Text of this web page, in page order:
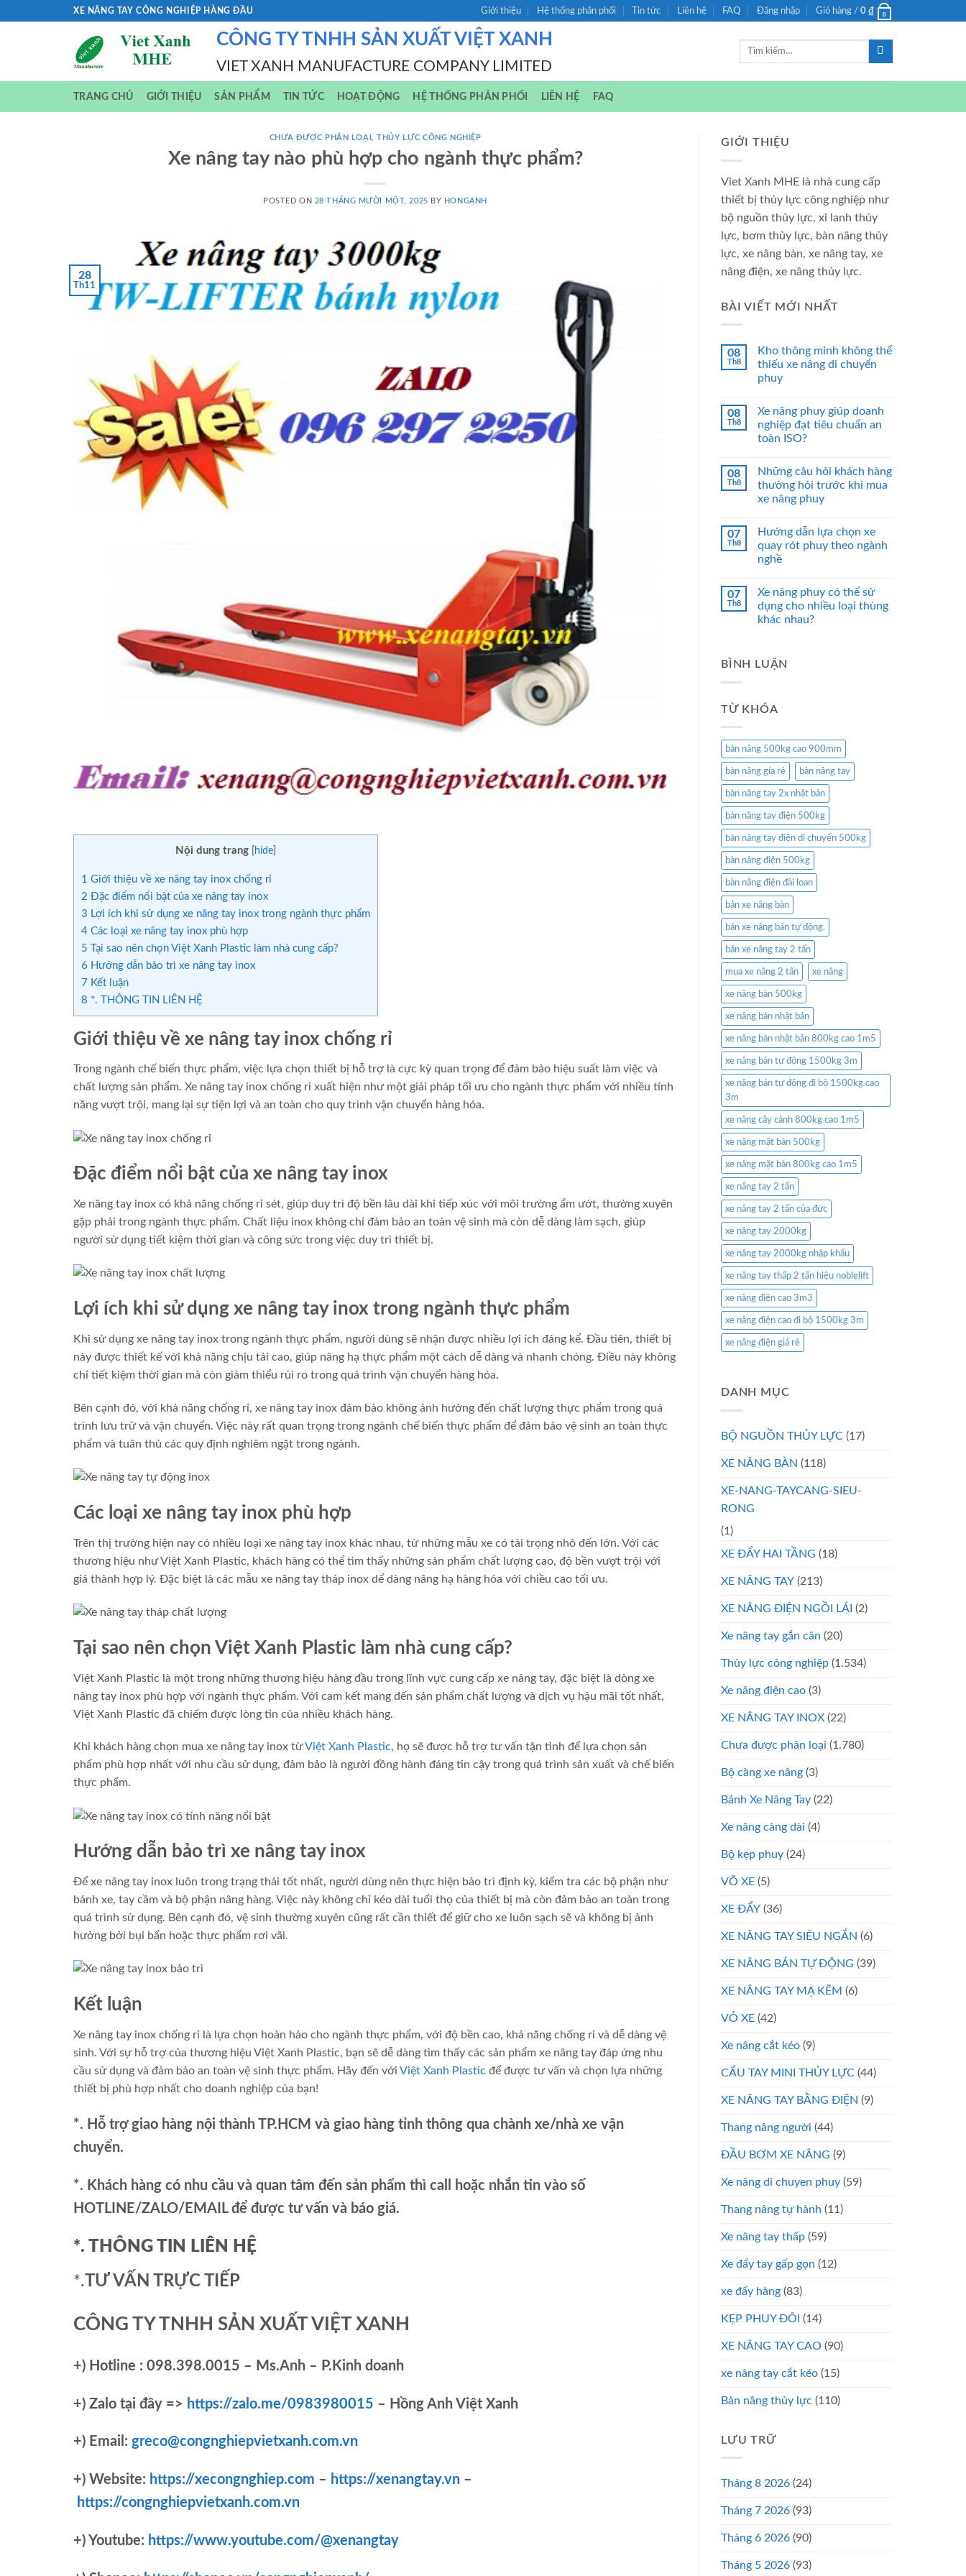
XE NÂNG TAY CÔNG NGHIỆP HÀNG ĐẦU Giới thiệu Hệ thống phân phối Tin tức Liên hệ FAQ Đăng nhập Giỏ hàng / 0 ₫ 0
CÔNG TY TNHH SẢN XUẤT VIỆT XANH
VIET XANH MANUFACTURE COMPANY LIMITED
Tìm
TRANG CHỦ GIỚI THIỆU SẢN PHẨM TIN TỨC HOẠT ĐỘNG HỆ THỐNG PHÂN PHỐI LIÊN HỆ FAQ
CHƯA ĐƯỢC PHÂN LOẠI ,THỦY LỰC CÔNG NGHIỆP
Xe nâng tay nào phù hợp cho ngành thực phẩm?
POSTED ON 28 THÁNG MƯỜI MỘT, 2025 BY HONGANH
28
Th11
Nội dung trang hide
1 Giới thiệu về xe nâng tay inox chống rỉ
2 Đặc điểm nổi bật của xe nâng tay inox
3 Lợi ích khi sử dụng xe nâng tay inox trong ngành thực phẩm
4 Các loại xe nâng tay inox phù hợp
5 Tại sao nên chọn Việt Xanh Plastic làm nhà cung cấp?
6 Hướng dẫn bảo trì xe nâng tay inox
7 Kết luận
8 *. THÔNG TIN LIÊN HỆ
Giới thiệu về xe nâng tay inox chống rỉ
Trong ngành chế biến thực phẩm, việc lựa chọn thiết bị hỗ trợ là cực kỳ quan trọng để đảm bảo hiệu suất làm việc và
chất lượng sản phẩm. Xe nâng tay inox chống rỉ xuất hiện như một giải pháp tối ưu cho ngành thực phẩm với nhiều tính
năng vượt trội, mang lại sự tiện lợi và an toàn cho quy trình vận chuyển hàng hóa.
Đặc điểm nổi bật của xe nâng tay inox
Xe nâng tay inox có khả năng chống rỉ sét, giúp duy trì độ bền lâu dài khi tiếp xúc với môi trường ẩm ướt, thường xuyên
gặp phải trong ngành thực phẩm. Chất liệu inox không chỉ đảm bảo an toàn vệ sinh mà còn dễ dàng làm sạch, giúp
người sử dụng tiết kiệm thời gian và công sức trong việc duy trì thiết bị.
Lợi ích khi sử dụng xe nâng tay inox trong ngành thực phẩm
Khi sử dụng xe nâng tay inox trong ngành thực phẩm, người dùng sẽ nhận được nhiều lợi ích đáng kể. Đầu tiên, thiết bị
này được thiết kế với khả năng chịu tải cao, giúp nâng hạ thực phẩm một cách dễ dàng và nhanh chóng. Điều này không
chỉ tiết kiệm thời gian mà còn giảm thiểu rủi ro trong quá trình vận chuyển hàng hóa.
Bên cạnh đó, với khả năng chống rỉ, xe nâng tay inox đảm bảo không ảnh hưởng đến chất lượng thực phẩm trong quá
trình lưu trữ và vận chuyển. Việc này rất quan trọng trong ngành chế biến thực phẩm để đảm bảo vệ sinh an toàn thực
phẩm và tuân thủ các quy định nghiêm ngặt trong ngành.
Các loại xe nâng tay inox phù hợp
Trên thị trường hiện nay có nhiều loại xe nâng tay inox khác nhau, từ những mẫu xe có tải trọng nhỏ đến lớn. Với các
thương hiệu như Việt Xanh Plastic, khách hàng có thể tìm thấy những sản phẩm chất lượng cao, độ bền vượt trội với
giá thành hợp lý. Đặc biệt là các mẫu xe nâng tay tháp inox dể dàng nâng hạ hàng hóa với chiều cao tối ưu.
Tại sao nên chọn Việt Xanh Plastic làm nhà cung cấp?
Việt Xanh Plastic là một trong những thương hiệu hàng đầu trong lĩnh vực cung cấp xe nâng tay, đặc biệt là dòng xe
nâng tay inox phù hợp với ngành thực phẩm. Với cam kết mang đến sản phẩm chất lượng và dịch vụ hậu mãi tốt nhất,
Việt Xanh Plastic đã chiếm được lòng tin của nhiều khách hàng.
Khi khách hàng chọn mua xe nâng tay inox từViệt Xanh Plastic, họ sẽ được hỗ trợ tư vấn tận tình để lựa chọn sản
phẩm phù hợp nhất với nhu cầu sử dụng, đảm bảo là người đồng hành đáng tin cậy trong quá trình sản xuất và chế biến
thực phẩm.
Hướng dẫn bảo trì xe nâng tay inox
Để xe nâng tay inox luôn trong trạng thái tốt nhất, người dùng nên thực hiện bảo trì định kỳ, kiểm tra các bộ phận như
bánh xe, tay cầm và bộ phận nâng hàng. Việc này không chỉ kéo dài tuổi thọ của thiết bị mà còn đảm bảo an toàn trong
quá trình sử dụng. Bên cạnh đó, vệ sinh thường xuyên cũng rất cần thiết để giữ cho xe luôn sạch sẽ và không bị ảnh
hưởng bởi bụi bẩn hoặc thực phẩm rơi vãi.
Kết luận
Xe nâng tay inox chống rỉ là lựa chọn hoàn hảo cho ngành thực phẩm, với độ bền cao, khả năng chống rỉ và dễ dàng vệ
sinh. Với sự hỗ trợ của thương hiệu Việt Xanh Plastic, bạn sẽ dễ dàng tìm thấy các sản phẩm xe nâng tay đáp ứng nhu
cầu sử dụng và đảm bảo an toàn vệ sinh thực phẩm. Hãy đến với Việt Xanh Plastic để được tư vấn và chọn lựa những
thiết bị phù hợp nhất cho doanh nghiệp của bạn!
*. Hỗ trợ giao hàng nội thành TP.HCM và giao hàng tỉnh thông qua chành xe/nhà xe vận
chuyển.
*. Khách hàng có nhu cầu và quan tâm đến sản phẩm thì call hoặc nhắn tin vào số
HOTLINE/ZALO/EMAIL để được tư vấn và báo giá.
*. THÔNG TIN LIÊN HỆ
*.TƯ VẤN TRỰC TIẾP
CÔNG TY TNHH SẢN XUẤT VIỆT XANH
+) Hotline : 098.398.0015 – Ms.Anh – P.Kinh doanh
+) Zalo tại đây => https://zalo.me/0983980015 – Hồng Anh Việt Xanh
+) Email: greco@congnghiepvietxanh.com.vn
+) Website: https://xecongnghiep.com – https://xenangtay.vn –
https://congnghiepvietxanh.com.vn
+) Youtube: https://www.youtube.com/@xenangtay
GIỚI THIỆU
Viet Xanh MHE là nhà cung cấp
thiết bị thủy lực công nghiệp như
bộ nguồn thủy lực, xi lanh thủy
lực, bơm thủy lực, bàn nâng thủy
lực, xe nâng bàn, xe nâng tay, xe
nâng điện, xe nâng thủy lực.
BÀI VIẾT MỚI NHẤT
08
Th8
Kho thông minh không thể
thiếu xe nâng di chuyển
phuy
08
Th8
Xe nâng phuy giúp doanh
nghiệp đạt tiêu chuẩn an
toàn ISO?
08
Th8
Những câu hỏi khách hàng
thường hỏi trước khi mua
xe nâng phuy
07
Th8
Hướng dẫn lựa chọn xe
quay rót phuy theo ngành
nghề
07
Th8
Xe nâng phuy có thể sử
dụng cho nhiều loại thùng
khác nhau?
BÌNH LUẬN
TỪ KHÓA
bàn nâng 500kg cao 900mm
bàn nâng gía rẻ bàn nâng tay
bàn nâng tay 2x nhật bản
bàn nâng tay điện 500kg
bàn nâng tay điện di chuyển 500kg
bàn nâng điện 500kg
bàn nâng điện đài loan
bán xe nâng bàn
bán xe nâng bán tự động.
bán xe nâng tay 2 tấn
mua xe nâng 2 tấn xe nâng
xe nâng bàn 500kg
xe nâng bàn nhật bản
xe nâng bàn nhật bản 800kg cao 1m5
xe nâng bán tự động 1500kg 3m
xe nâng bán tự động đi bộ 1500kg cao
3m
xe nâng cây cảnh 800kg cao 1m5
xe nâng mặt bàn 500kg
xe nâng mặt bàn 800kg cao 1m5
xe nâng tay 2 tấn
xe nâng tay 2 tấn của đức
xe nâng tay 2000kg
xe nâng tay 2000kg nhập khẩu
xe nâng tay thấp 2 tấn hiệu noblelift
xe nâng điện cao 3m3
xe nâng điện cao đi bộ 1500kg 3m
xe nâng điện giá rẻ
DANH MỤC
BỘ NGUỒN THỦY LỰC (17)
XE NÂNG BÀN (118)
XE-NANG-TAYCANG-SIEU-
RONG
(1)
XE ĐẨY HAI TẦNG (18)
XE NÂNG TAY (213)
XE NÂNG ĐIỆN NGỒI LÁI (2)
Xe nâng tay gắn cân (20)
Thủy lực công nghiệp (1.534)
Xe nâng điện cao (3)
XE NÂNG TAY INOX (22)
Chưa được phân loại (1.780)
Bộ càng xe nâng (3)
Bánh Xe Nâng Tay (22)
Xe nâng càng dài (4)
Bộ kẹp phuy (24)
VÕ XE (5)
XE ĐẨY (36)
XE NÂNG TAY SIÊU NGẮN (6)
XE NÂNG BÁN TỰ ĐỘNG (39)
XE NÂNG TAY MẠ KẼM (6)
VỎ XE (42)
Xe nâng cắt kéo (9)
CẨU TAY MINI THỦY LỰC (44)
XE NÂNG TAY BẰNG ĐIỆN (9)
Thang nâng người (44)
ĐẦU BƠM XE NÂNG (9)
Xe nâng di chuyen phuy (59)
Thang nâng tự hành (11)
Xe nâng tay thấp (59)
Xe đẩy tay gấp gọn (12)
xe đẩy hàng (83)
KẸP PHUY ĐÔI (14)
XE NÂNG TAY CAO (90)
xe nâng tay cắt kéo (15)
Bàn nâng thủy lực (110)
LƯU TRỮ
Tháng 8 2026 (24)
Tháng 7 2026 (93)
Tháng 6 2026 (90)
Tháng 5 2026 (93)